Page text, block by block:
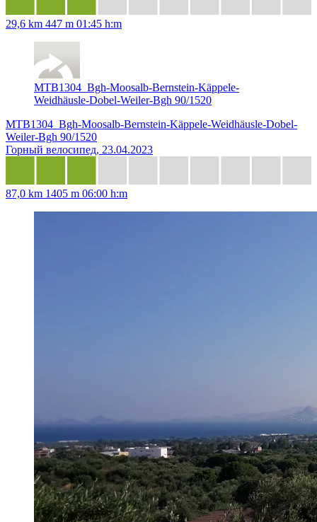
29,6 km 447 m 01:45 h:m
MTB1304_Bgh-Moosalb-Bernstein-Käppele-
Weidhäusle-Dobel-Weiler-Bgh 90/1520
MTB1304_Bgh-Moosalb-Bernstein-Käppele-Weidhäusle-Dobel-
Weiler-Bgh 90/1520
Горный велосипед, 23.04.2023
87,0 km 1405 m 06:00 h:m